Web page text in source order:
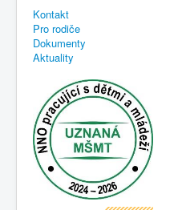
Kontakt
Pro rodiče
Dokumenty
Aktuality